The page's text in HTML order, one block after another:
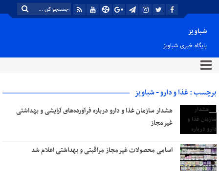
شباویز
پایگاه خبری شباویز
برچسب : غذا و دارو - شباویز
هشدار سازمان غذا و دارو درباره فرآورده‌های آرایشی و بهداشتی
غیرمجاز
اسامی محصولات غیرمجاز مراقبتی و بهداشتی اعلام شد